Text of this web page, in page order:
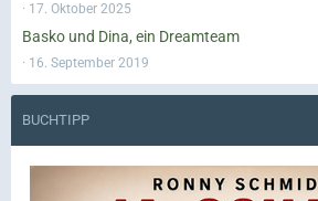
17. Oktober 2025
Basko und Dina, ein Dreamteam
16. September 2019
BUCHTIPP